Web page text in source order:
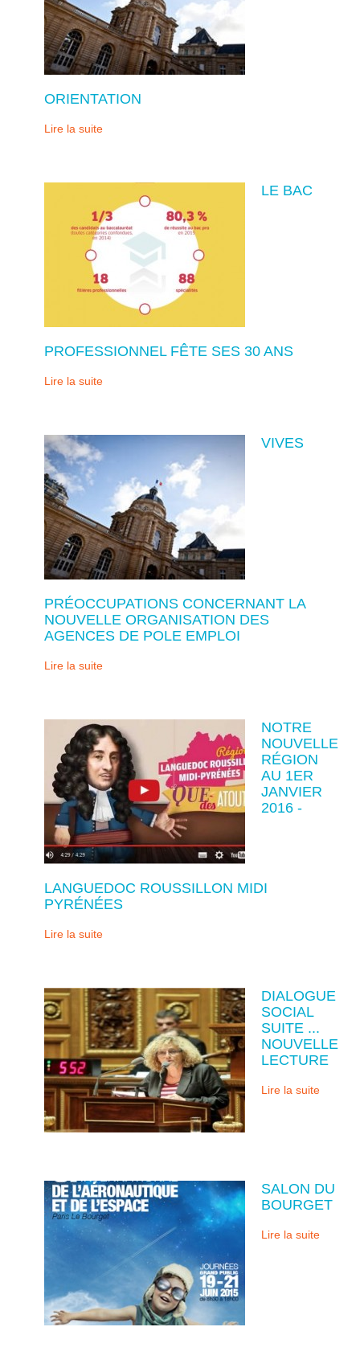
ORIENTATION
Lire la suite
LE BAC
PROFESSIONNEL FÊTE SES 30 ANS
Lire la suite
VIVES
PRÉOCCUPATIONS CONCERNANT LA
NOUVELLE ORGANISATION DES
AGENCES DE POLE EMPLOI
Lire la suite
NOTRE
NOUVELLE
RÉGION
AU 1ER
JANVIER
2016 -
LANGUEDOC ROUSSILLON MIDI
PYRÉNÉES
Lire la suite
DIALOGUE
SOCIAL
SUITE ...
NOUVELLE
LECTURE
Lire la suite
SALON DU
BOURGET
Lire la suite